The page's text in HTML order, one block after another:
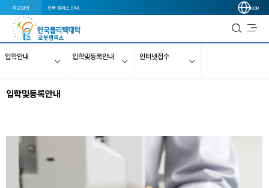
학교법인 전국 캠퍼스 안내 KOR
입학안내 입학및등록안내 인터넷접수
입학및등록안내